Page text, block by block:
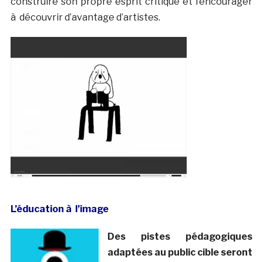
à découvrir d’avantage d’artistes.
L’éducation à l’image
Des pistes pédagogiques
adaptées au public cible seront